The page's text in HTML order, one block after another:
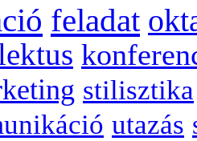
feladat
stilisztika
utazás